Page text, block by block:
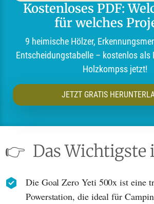
Kostenloses PDF:
für welches
9 heimische Hölzer,
Entscheidungstabelle – kostenlos als
Holzkompss jetzt!
JETZT GRATIS
👉 Das Wichtigste
Die Goal Zero Yeti 500x ist eine
Powerstation, die ideal für